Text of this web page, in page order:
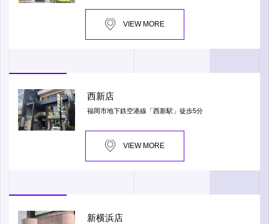
VIEW MORE
西新店
福岡市地下鉄空港線「西新駅」徒歩5分
VIEW MORE
新横浜店